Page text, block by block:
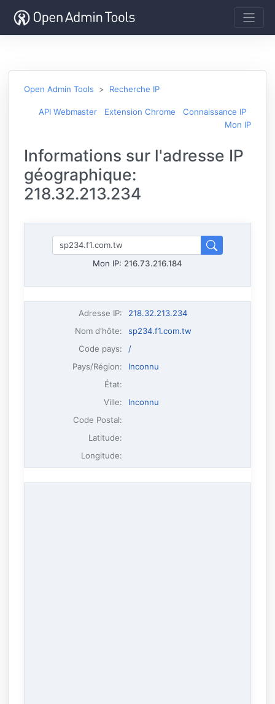
Open Admin Tools Recherche IP
API Webmaster Extension Chrome
Connaissance IP
Mon IP
Informations sur l'adresse IP
géographique:
218.32.213.234
Mon IP: 216.73.216.184
Adresse IP:
218.32.213.234
Nom d'hôte:
sp234.f1.com.tw
Code pays:
/
Pays/Région:
Inconnu
État:
Ville:
Inconnu
Code Postal:
Latitude:
Longitude: